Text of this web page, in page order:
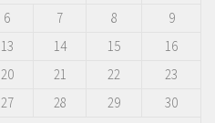
6 7 8
9
13 14 15
16
20 21 22
23
27 28 29
30